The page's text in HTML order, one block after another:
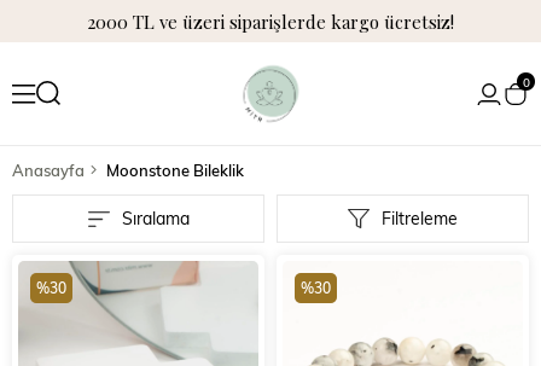
2000 TL ve üzeri siparişlerde kargo ücretsiz!
0
Anasayfa Moonstone Bileklik
Filtreleme
Sıralama
%30 %30